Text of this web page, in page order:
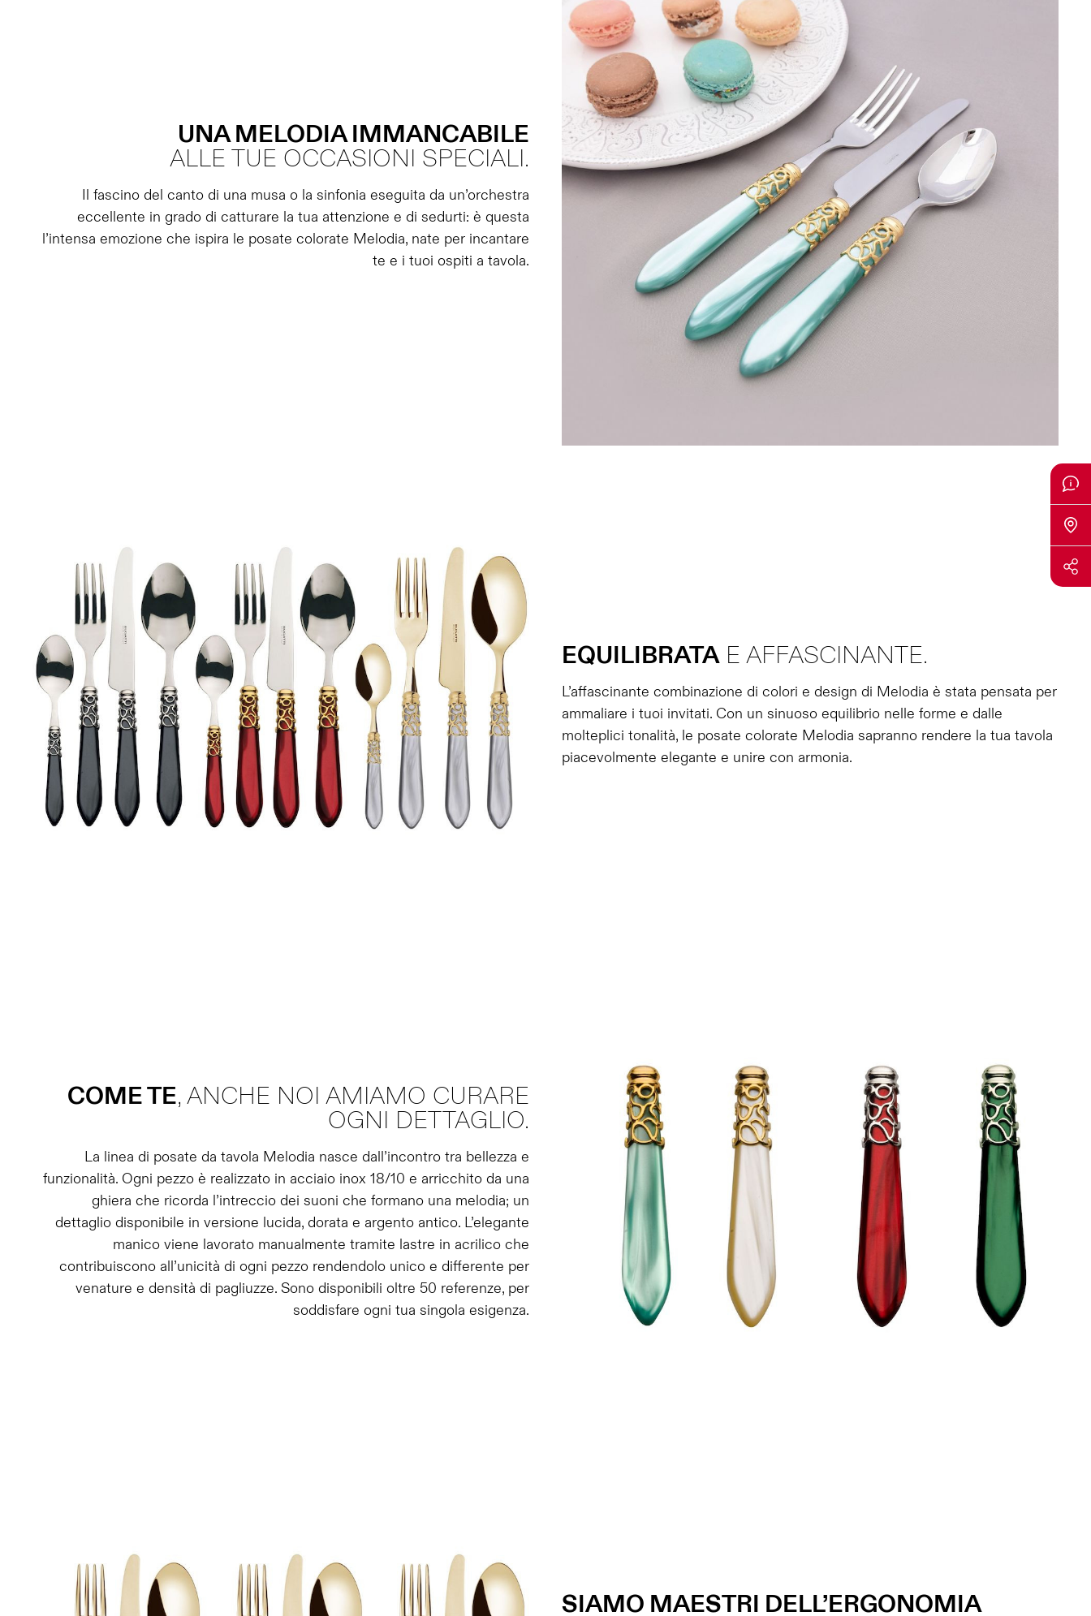
UNA MELODIA IMMANCABILE
ALLE TUE OCCASIONI SPECIALI.
Il fascino del canto di una musa o la sinfonia eseguita da un’orchestra
eccellente in grado di catturare la tua attenzione e di sedurti: è questa
l’intensa emozione che ispira le posate colorate Melodia, nate per incantare
te e i tuoi ospiti a tavola.
EQUILIBRATAE AFFASCINANTE.
L’affascinante combinazione di colori e design di Melodia è stata pensata per
ammaliare i tuoi invitati. Con un sinuoso equilibrio nelle forme e dalle
molteplici tonalità, le posate colorate Melodia sapranno rendere la tua tavola
piacevolmente elegante e unire con armonia.
COME TE, ANCHE NOI AMIAMO CURARE
OGNI DETTAGLIO.
La linea di posate da tavola Melodia nasce dall’incontro tra bellezza e
funzionalità. Ogni pezzo è realizzato in acciaio inox 18/10 e arricchito da una
ghiera che ricorda l’intreccio dei suoni che formano una melodia; un
dettaglio disponibile in versione lucida, dorata e argento antico. L’elegante
manico viene lavorato manualmente tramite lastre in acrilico che
contribuiscono all’unicità di ogni pezzo rendendolo unico e differente per
venature e densità di pagliuzze. Sono disponibili oltre 50 referenze, per
soddisfare ogni tua singola esigenza.
SIAMO MAESTRI DELL’ERGONOMIA